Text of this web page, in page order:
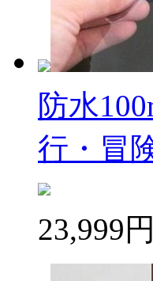
防水
行・冒
23,999円